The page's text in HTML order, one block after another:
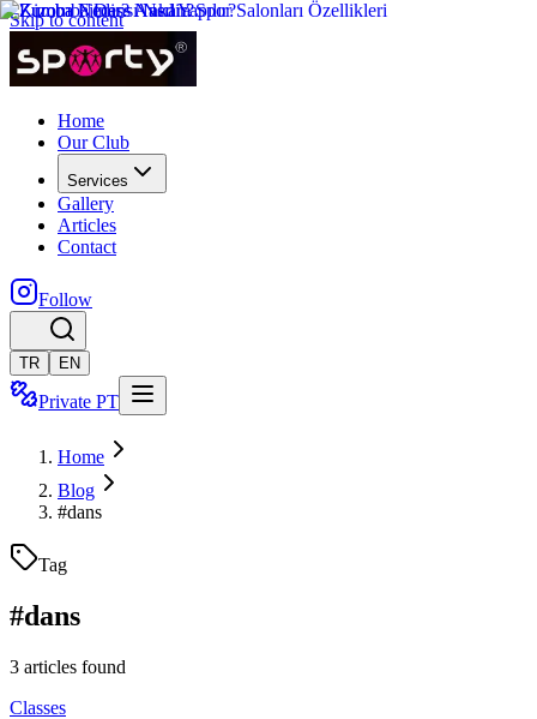
Skip to content
Home
Our Club
Services
Gallery
Articles
Contact
Follow
TR EN
Private PT
Home
Blog
#dans
Tag
#dans
3 articles found
Classes